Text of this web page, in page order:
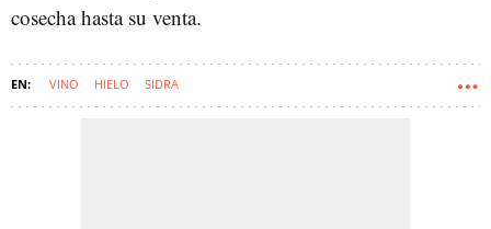
cosecha hasta su venta.
VINO HIELO SIDRA